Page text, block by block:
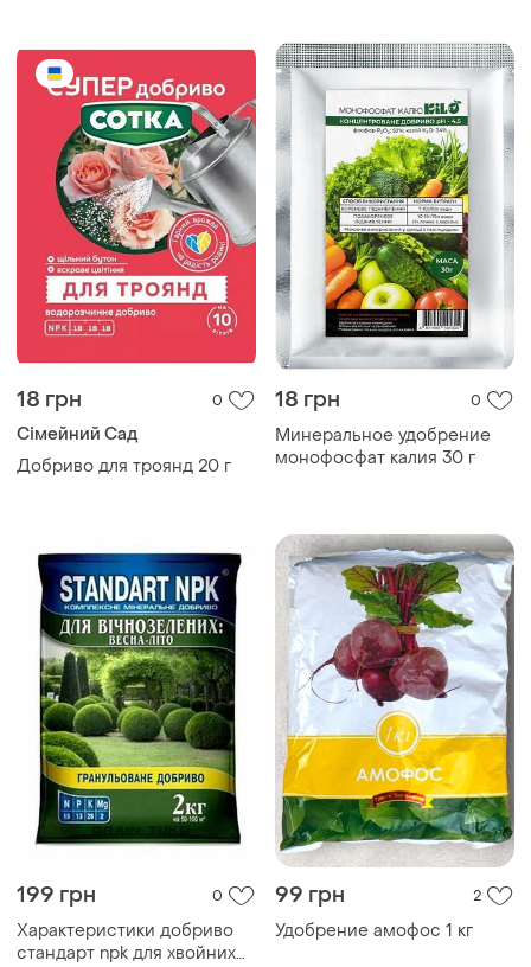
18 грн 0
Сімейний Сад
Добриво для троянд 20 г
18 грн 0
Минеральное удобрение
монофосфат калия 30 г
199 грн 0
Характеристики добриво
стандарт npk для хвойних
99 грн 2
Удобрение амофос 1 кг